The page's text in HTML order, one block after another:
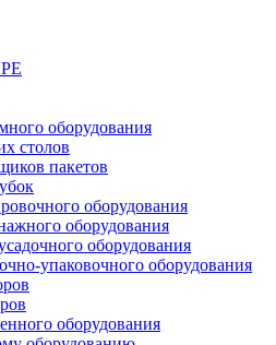
оборудования
столов
пакетов
оборудования
оборудования
оборудования
упаковочного оборудования
оборудования